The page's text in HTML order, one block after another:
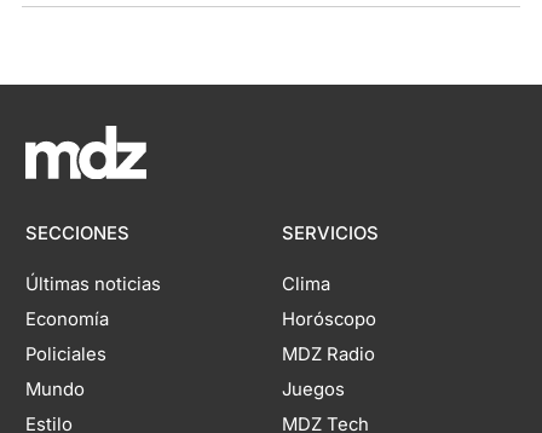
SECCIONES
Últimas noticias
Economía
Policiales
Mundo
Estilo
SERVICIOS
Clima
Horóscopo
MDZ Radio
Juegos
MDZ Tech